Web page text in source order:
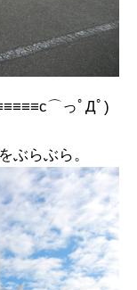
っﾟДﾟ)
ぶらぶら。